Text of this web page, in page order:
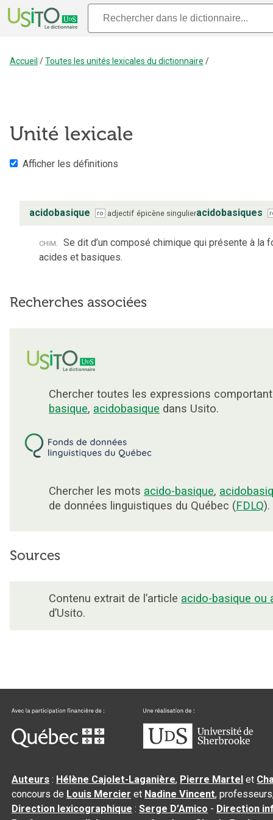
Accueil /Toutes les unités lexicales du dictionnaire /
Unité lexicale
Afficher les définitions
acidobasique ro adjectif épicène singulieracidobasiques
chim. Se dit d’un composé chimique qui présente à la
acides et basiques.
Recherches associées
Chercher toutes les expressions
basique, acidobasique dans Usito.
Chercher les mots acido-basique,
de données linguistiques du Québec (FDLQ).
Sources
Contenu extrait de l’article acido-basique ou
d’Usito.
Auteurs : Hélène Cajolet-Laganière, Pierre Martel et
concours de Louis Mercier et Nadine Vincent,
Direction lexicographique :Serge D’Amico - Direction